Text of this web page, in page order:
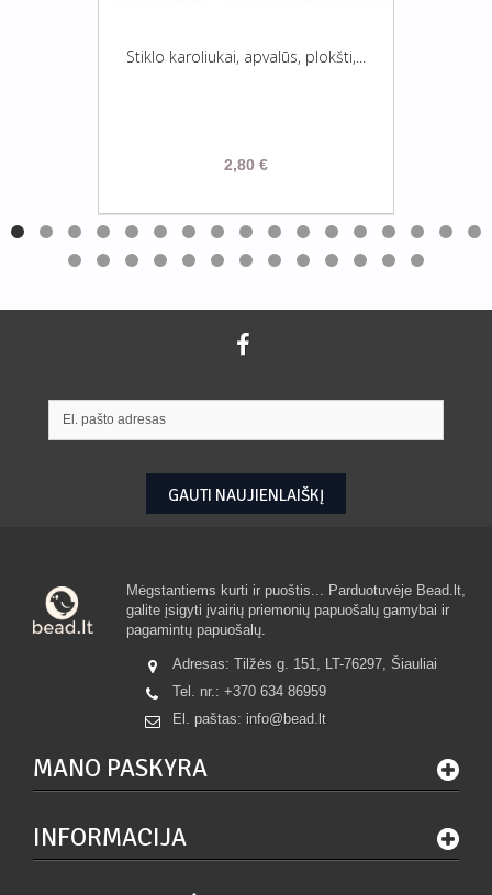
Stiklo karoliukai, apvalūs, plokšti,...
2,80 €
GAUTI NAUJIENLAIŠKĮ
Mėgstantiems kurti ir puoštis... Parduotuvėje Bead.lt,
galite įsigyti įvairių priemonių papuošalų gamybai ir
pagamintų papuošalų.
Adresas: Tilžės g. 151, LT-76297, Šiauliai
Tel. nr.: +370 634 86959
El. paštas: info@bead.lt
MANO PASKYRA
INFORMACIJA